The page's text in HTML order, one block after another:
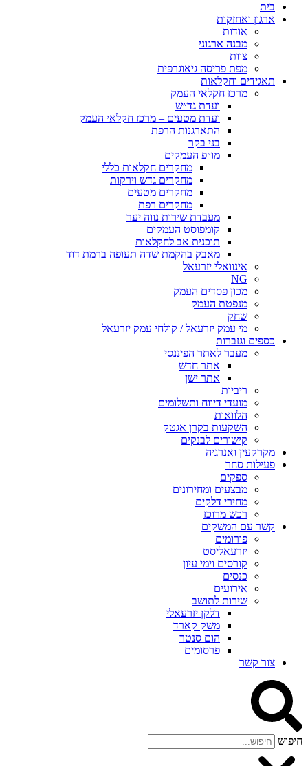
בית
ארגון ואחזקות
אודות
מבנה ארגוני
צוות
מפת פריסה גיאוגרפית
תאגידים וחקלאות
מרכז חקלאי העמק
ועדת גד״ש
ועדת מטעים – מרכז חקלאי העמק
התארגנות הרפת
בני בקר
מו״פ העמקים
מחקרים חקלאות כללי
מחקרים גדש וירקות
מחקרים מטעים
מחקרים רפת
מעבדת שירות נווה יער
קומפוסט העמקים
תוכנית אב לחקלאות
מאבק בהקמת שדה תעופה ברמת דוד
אינוואלי יזרעאל
NG
מכון פסדים העמק
מנפטת העמק
שחק
מי עמק יזרעאל / קולחי עמק יזרעאל
כספים וגזברות
מעבר לאתר הפיננסי
אתר חדש
אתר ישן
ריביות
מועדי דיווח ותשלומים
הלוואות
השקעות בקרן אגטק
קישורים לבנקים
מקרקעין ואנרגיה
פעילות סחר
ספקים
מבצעים ומחירונים
מחירי דלקים
רכש מרוכז
קשר עם המשקים
פורומים
יזרעאליסט
קורסים וימי עיון
כנסים
אירועים
שירות לתושב
דלקן יזרעאלי
משק קארד
הום סנטר
פרסומים
צור קשר
חיפוש